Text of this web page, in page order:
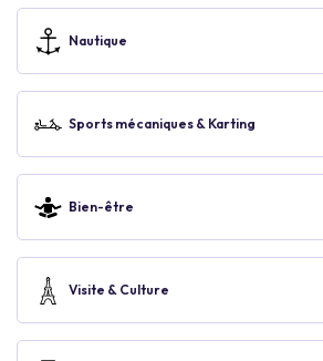
Nautique
Sports mécaniques & Karting
Bien-être
Visite & Culture